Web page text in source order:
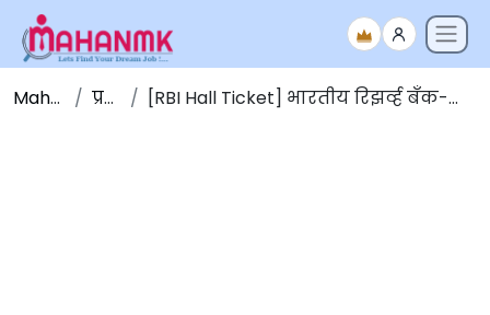
Maha NMK प्रवेशपत्र [RBI Hall Ticket] भारतीय रिझर्व्ह बँक-ऑफिस अटेंडंट भरती परीक्षा प्रवेशपत्र